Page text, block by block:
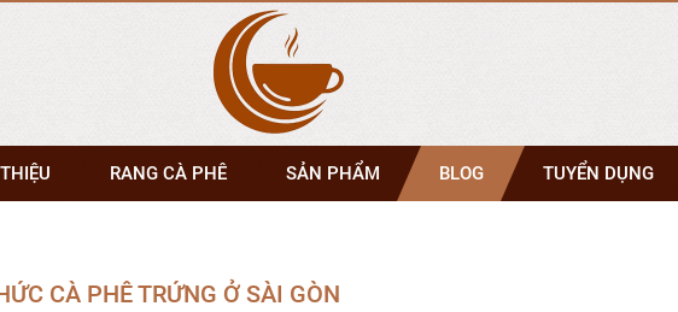
RANG CÀ PHÊ SẢN PHẨM BLOG TUYỂN DỤNG
CÀ PHÊ TRỨNG Ở SÀI GÒN